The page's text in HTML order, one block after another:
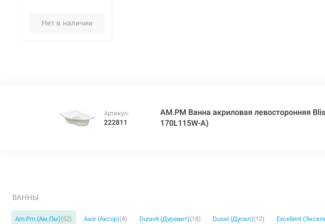
Нет в наличии
Артикул:
222811
AM.PM Ванна акриловая левосторонняя
170L115W-A)
ВАННЫ
Am.Pm (Ам.Пм)(52) Axor (Аксор)(4) Duravit (Дуравит)(18) Dusel (Дусел)(12) Excellent